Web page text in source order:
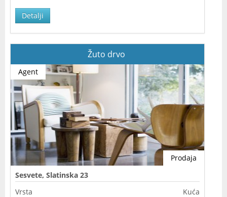
Detalji
Žuto drvo
Prodaja
Agent
Sesvete, Slatinska 23
Vrsta
Kuća